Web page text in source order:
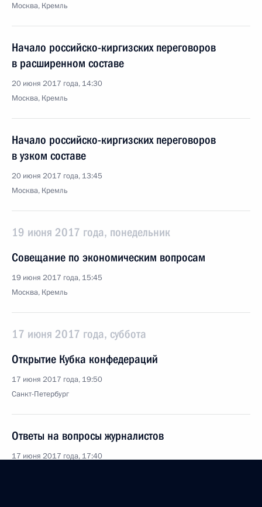
Москва, Кремль
Начало российско-киргизских переговоров
в расширенном составе
20 июня 2017 года, 14:30
Москва, Кремль
Начало российско-киргизских переговоров
в узком составе
20 июня 2017 года, 13:45
Москва, Кремль
19 июня 2017 года, понедельник
Совещание по экономическим вопросам
19 июня 2017 года, 15:45
Москва, Кремль
17 июня 2017 года, суббота
Открытие Кубка конфедераций
17 июня 2017 года, 19:50
Санкт-Петербург
Ответы на вопросы журналистов
17 июня 2017 года, 17:40